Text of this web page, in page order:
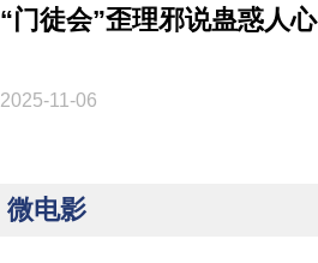
“门徒会”歪理邪说蛊惑人心
2025-11-06
微电影